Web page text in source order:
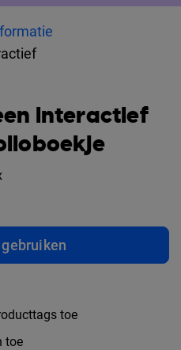
interactief
toe
toe